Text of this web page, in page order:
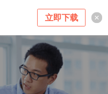
立即下载